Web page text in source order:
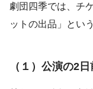
劇団四季では、チ
ットの出品」とい
（１）公演の2